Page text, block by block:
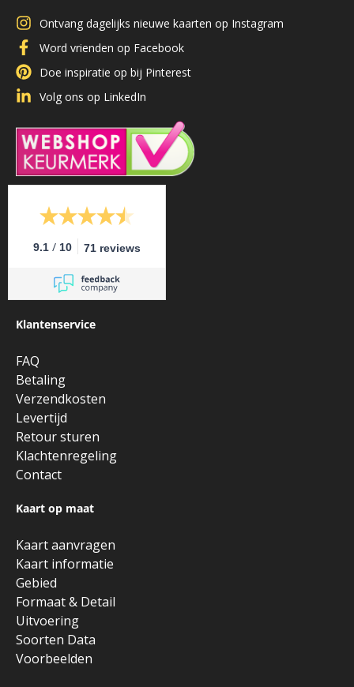
Ontvang dagelijks nieuwe kaarten op Instagram
Word vrienden op Facebook
Doe inspiratie op bij Pinterest
Volg ons op LinkedIn
9.1 / 10 71 reviews
Klantenservice
FAQ
Betaling
Verzendkosten
Levertijd
Retour sturen
Klachtenregeling
Contact
Kaart op maat
Kaart aanvragen
Kaart informatie
Gebied
Formaat & Detail
Uitvoering
Soorten Data
Voorbeelden